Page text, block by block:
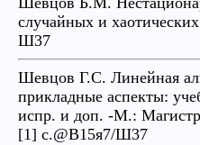
случайных и
Ш37
Шевцов Г.С. Линейная
прикладные аспекты:
испр. и доп. -М.:
[1] с.@В15я7/Ш37